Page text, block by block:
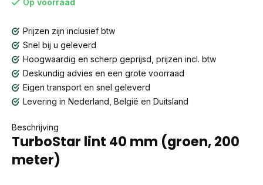
Op voorraad
Prijzen zijn inclusief btw
Snel bij u geleverd
Hoogwaardig en scherp geprijsd, prijzen incl. btw
Deskundig advies en een grote voorraad
Eigen transport en snel geleverd
Levering in Nederland, België en Duitsland
Beschrijving
TurboStar lint 40 mm (groen, 200
meter)